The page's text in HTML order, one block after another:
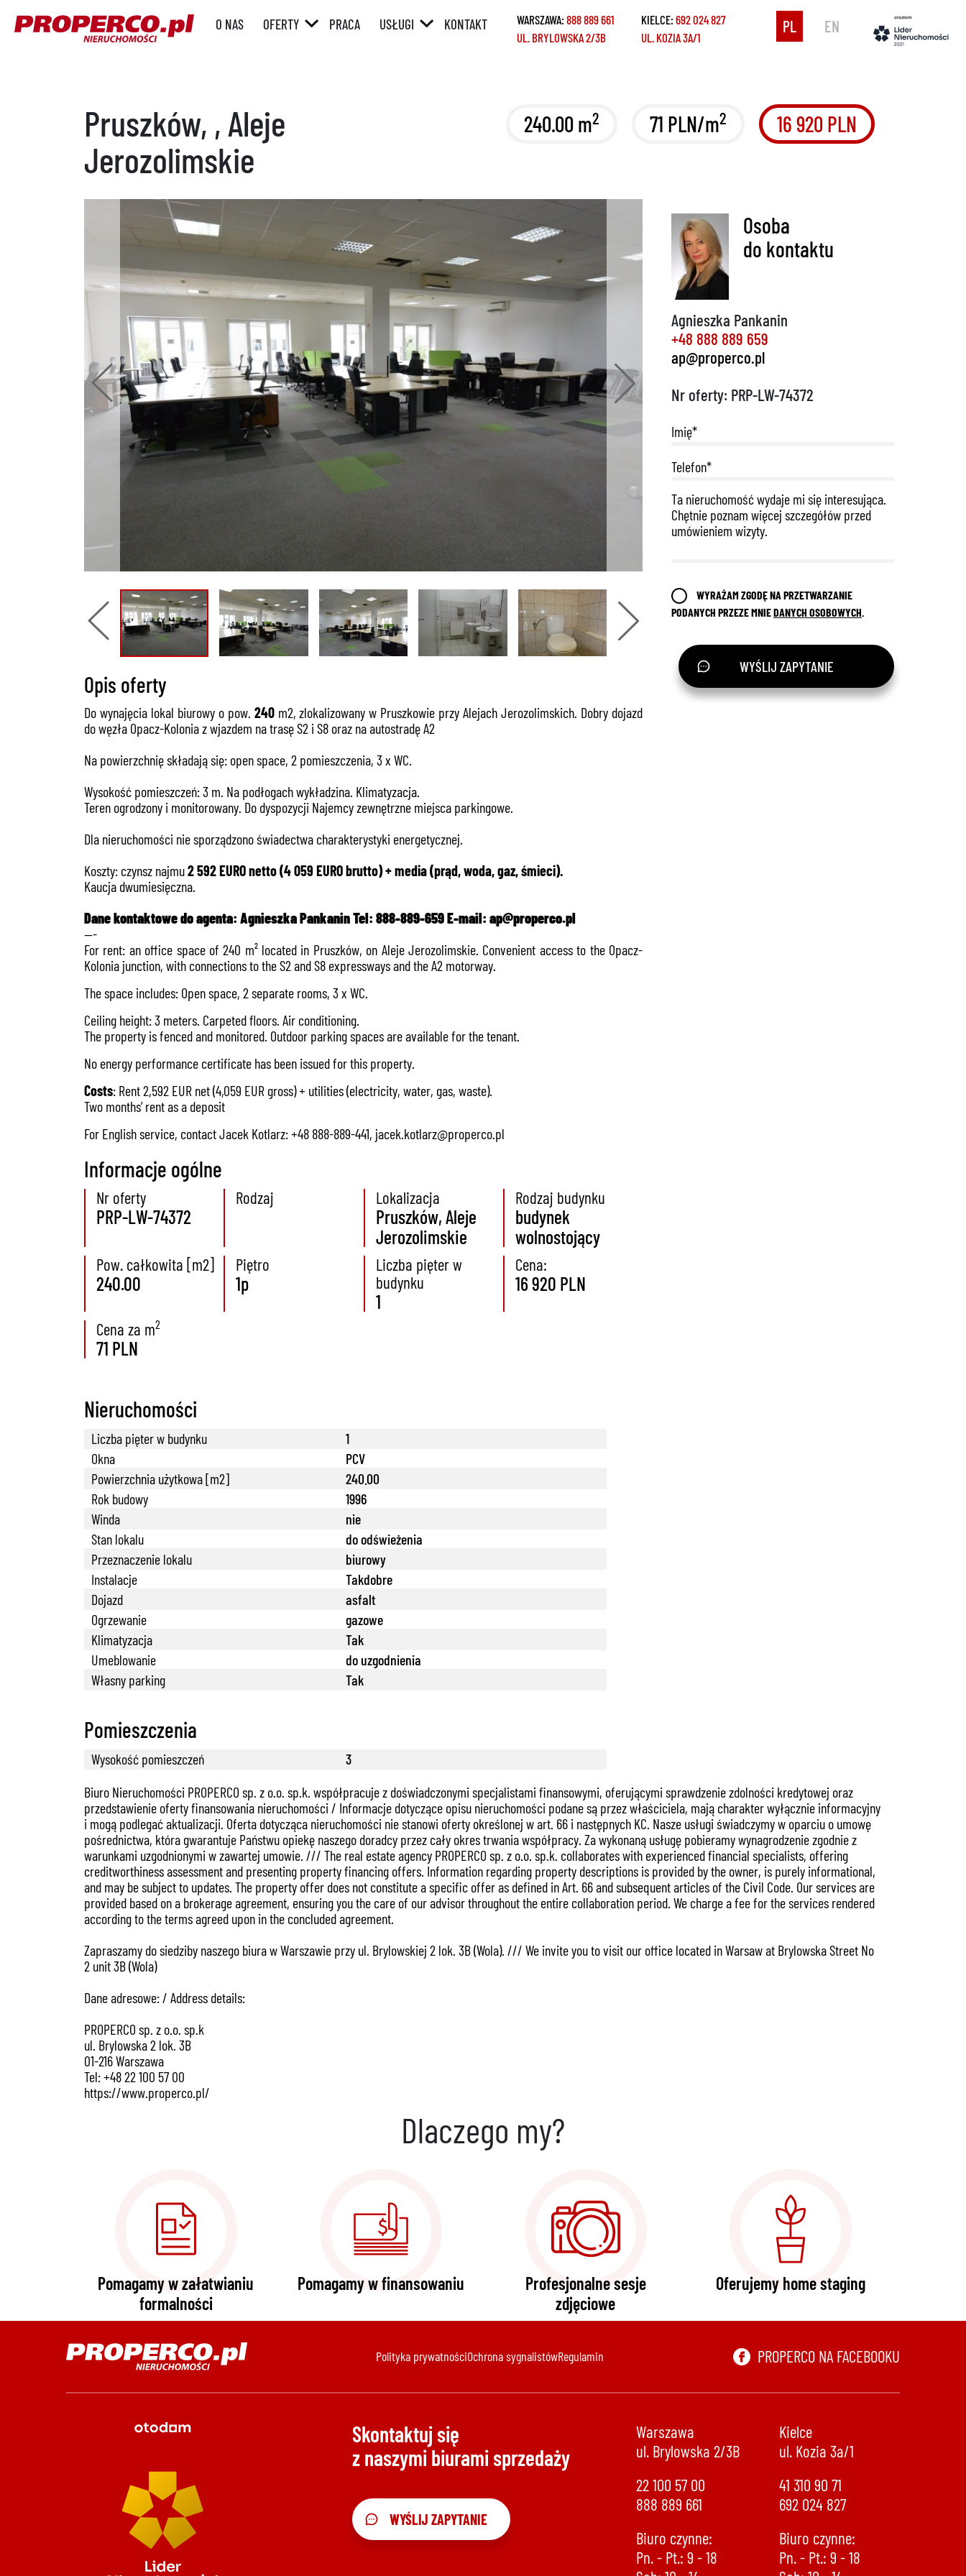
O NAS OFERTY PRACA USŁUGI
REMONTY
HOME STAGING
KONTAKT WARSZAWA:888 889 661
UL. BRYLOWSKA 2/3B
KIELCE:692 024 827
UL. KOZIA 3A/1
PL EN
Pruszków, , Aleje
Jerozolimskie
240.00 m2 71 PLN/m2 16 920 PLN
Opis oferty
Do wynajęcia lokal biurowy o pow. 240m2, zlokalizowany w Pruszkowie przy Alejach Jerozolimskich. Dobry dojazd
do węzła Opacz-Kolonia z wjazdem na trasę S2 i S8 oraz na autostradę A2
Na powierzchnię składają się: open space, 2 pomieszczenia, 3 x WC.
Wysokość pomieszczeń: 3 m. Na podłogach wykładzina. Klimatyzacja.
Teren ogrodzony i monitorowany. Do dyspozycji Najemcy zewnętrzne miejsca parkingowe.
Dla nieruchomości nie sporządzono świadectwa charakterystyki energetycznej.
Koszty: czynsz najmu2592 EURO netto (4 059 EURO brutto) + media (prąd, woda, gaz, śmieci).
Kaucja dwumiesięczna.
Dane kontaktowe do agenta: Agnieszka Pankanin Tel: 888-889-659 E-mail: ap@properco.pl
---
For rent: an office space of 240 m² located in Pruszków, on Aleje Jerozolimskie. Convenient access to the Opacz-
Kolonia junction, with connections to the S2 and S8 expressways and the A2 motorway.
The space includes: Open space, 2 separate rooms, 3 x WC.
Ceiling height: 3 meters. Carpeted floors. Air conditioning.
The property is fenced and monitored. Outdoor parking spaces are available for the tenant.
No energy performance certificate has been issued for this property.
Costs: Rent 2,592 EUR net (4,059 EUR gross) + utilities (electricity, water, gas, waste).
Two months’ rent as a deposit
For English service, contact Jacek Kotlarz: +48 888-889-441, jacek.kotlarz@properco.pl
Informacje ogólne
Nr oferty
PRP-LW-74372
Rodzaj Lokalizacja
Pruszków, Aleje
Jerozolimskie
Rodzaj budynku
budynek
wolnostojący
Pow. całkowita [m2]
240.00
Piętro
1p
Liczba pięter w
budynku
1
Cena:
16 920 PLN
Cena za m2
71 PLN
Nieruchomości
Liczba pięter w budynku
1
Okna
PCV
Powierzchnia użytkowa [m2]
240.00
Rok budowy
1996
Winda
nie
Stan lokalu
do odświeżenia
Przeznaczenie lokalu
biurowy
Instalacje
Takdobre
Dojazd
asfalt
Ogrzewanie
gazowe
Klimatyzacja
Tak
Umeblowanie
do uzgodnienia
Własny parking
Tak
Pomieszczenia
Wysokość pomieszczeń 3
Osoba
do kontaktu
Agnieszka Pankanin
+48 888 889 659
ap@properco.pl
Nr oferty: PRP-LW-74372
WYRAŻAM ZGODĘ NA PRZETWARZANIE
PODANYCH PRZEZE MNIEDANYCH OSOBOWYCH.
WYŚLIJ ZAPYTANIE
Biuro Nieruchomości PROPERCO sp. z o.o. sp.k. współpracuje z doświadczonymi specjalistami finansowymi, oferującymi sprawdzenie zdolności kredytowej oraz
przedstawienie oferty finansowania nieruchomości / Informacje dotyczące opisu nieruchomości podane są przez właściciela, mają charakter wyłącznie informacyjny
i mogą podlegać aktualizacji. Oferta dotycząca nieruchomości nie stanowi oferty określonej w art. 66 i następnych KC. Nasze usługi świadczymy w oparciu o umowę
pośrednictwa, która gwarantuje Państwu opiekę naszego doradcy przez cały okres trwania współpracy. Za wykonaną usługę pobieramy wynagrodzenie zgodnie z
warunkami uzgodnionymi w zawartej umowie. /// The real estate agency PROPERCO sp. z o.o. sp.k. collaborates with experienced financial specialists, offering
creditworthiness assessment and presenting property financing offers. Information regarding property descriptions is provided by the owner, is purely informational,
and may be subject to updates. The property offer does not constitute a specific offer as defined in Art. 66 and subsequent articles of the Civil Code. Our services are
provided based on a brokerage agreement, ensuring you the care of our advisor throughout the entire collaboration period. We charge a fee for the services rendered
according to the terms agreed upon in the concluded agreement.
Zapraszamy do siedziby naszego biura w Warszawie przy ul. Brylowskiej 2 lok. 3B (Wola). /// We invite you to visit our office located in Warsaw at Brylowska Street No
2 unit 3B (Wola)
Dane adresowe: / Address details:
PROPERCO sp. z o.o. sp.k
ul. Brylowska 2 lok. 3B
01-216 Warszawa
Tel: +48 22 100 57 00
https://www.properco.pl/
Dlaczego my?
Pomagamy w załatwianiu
formalności
Pomagamy w finansowaniu
Profesjonalne sesje
zdjęciowe
Oferujemy home staging
Polityka prywatnościOchrona sygnalistówRegulamin PROPERCO NA FACEBOOKU
Skontaktuj się
z naszymi biurami sprzedaży
WYŚLIJ ZAPYTANIE
Warszawa
ul. Brylowska 2/3B
22 100 57 00
888 889 661
Biuro czynne:
Pn. - Pt.: 9 - 18
Kielce
ul. Kozia 3a/1
41 310 90 71
692 024 827
Biuro czynne:
Pn. - Pt.: 9 - 18